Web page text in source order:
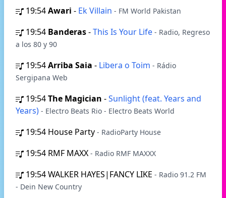
19:54Awari - Ek Villain - FM World Pakistan
19:54 Banderas-This Is Your Life - Radio, Regreso
a los 80 y 90
19:54Arriba Saia - Libera o Toim - Rádio
Sergipana Web
19:54The Magician -Sunlight (feat. Years and
Years) - Electro Beats Rio - Electro Beats World
19:54 House Party - RadioParty House
19:54 RMF MAXX - Radio RMF MAXXX
19:54WALKER HAYES|FANCY LIKE - Radio 91.2 FM
- Dein New Country